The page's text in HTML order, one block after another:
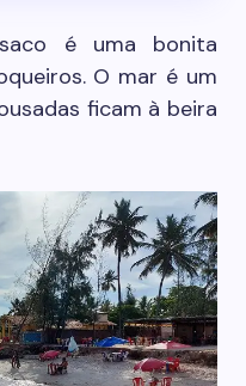
é uma bonita
O mar é um
ficam à beira